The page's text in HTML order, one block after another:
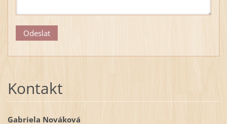
Kontakt
Gabriela Nováková